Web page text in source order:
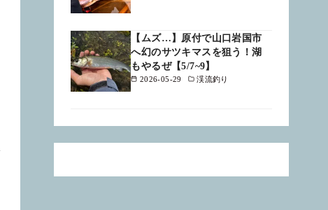
2026-05-29 渓流釣り
【ムズ…】原付で山口岩国市
へ幻のサツキマスを狙う！湖
もやるぜ【5/7~9】